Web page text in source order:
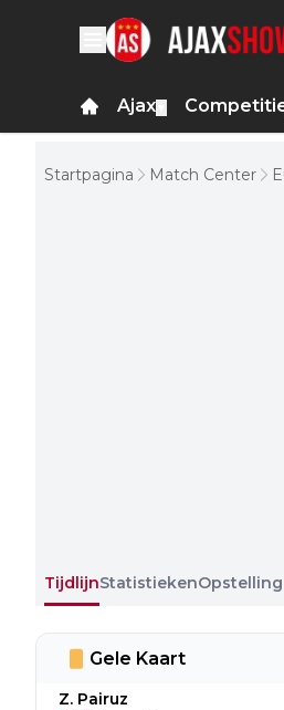
Ajax
Startpagina Match Center
TijdlijnStatistiekenOpstelling
Gele Kaart
Z. Pairuz